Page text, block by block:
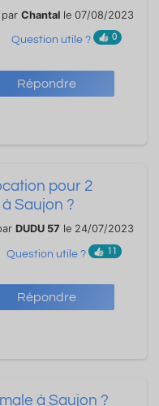
Répondre
Chantal le 07/08/2023
Question utile ? 0
Répondre
pour 2
Saujon ?
DUDU 57 le 24/07/2023
Question utile ? 11
à Saujon ?